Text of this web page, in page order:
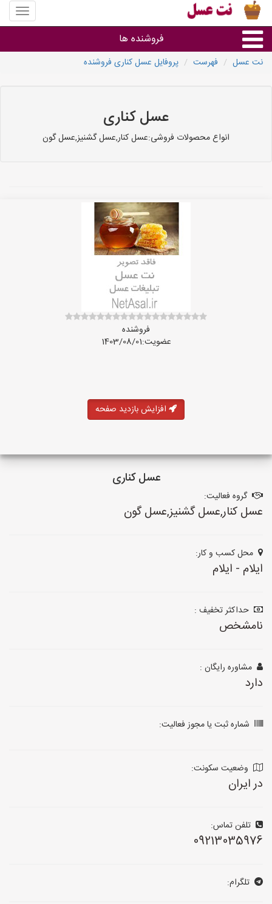
منوی
سایت
عسل
فروشنده ها
استان ها
نت عسل فهرست پروفایل عسل کناری فروشنده
عسل کناری
انواع محصولات فروشی:عسل کنار,عسل گشنیز,عسل گون
فروشنده
عضویت:1403/08/01
افزایش بازدید صفحه
عسل کناری
گروه فعالیت:
عسل کنار,عسل گشنیز,عسل گون
محل کسب و کار:
ایلام - ایلام
حداکثر تخفیف :
نامشخص
مشاوره رایگان :
دارد
شماره ثبت یا مجوز فعالیت:
وضعیت سکونت:
در ایران
تلفن تماس:
09213035976
تلگرام: